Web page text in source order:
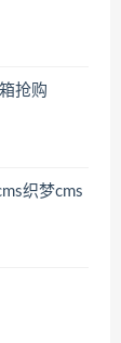
抢购
织梦cms